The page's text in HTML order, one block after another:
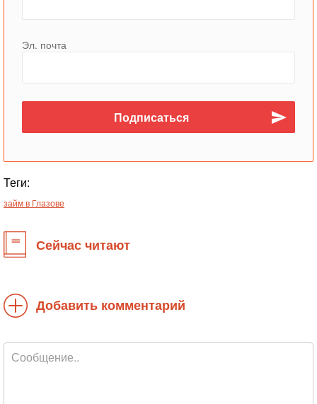
Эл. почта
Теги:
займ в Глазове
Сейчас читают
Добавить комментарий